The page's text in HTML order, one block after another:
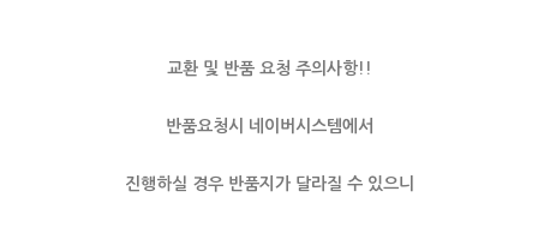
교환 및 반품 요청 주의사항!!
반품요청시 네이버시스템에서
진행하실 경우 반품지가 달라질 수 있으니